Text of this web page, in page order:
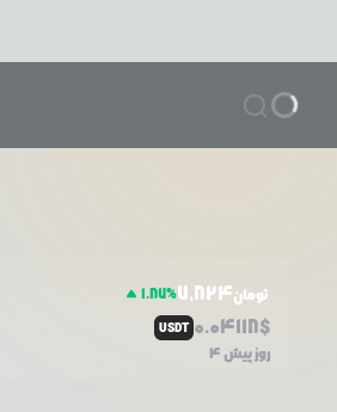
1.87%7,824تومان
USDT 0.04118$
4 روز پیش